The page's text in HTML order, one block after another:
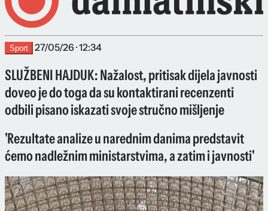
Sport 27/05/26 · 12:34
SLUŽBENI HAJDUK: Nažalost, pritisak dijela javnosti
doveo je do toga da su kontaktirani recenzenti
odbili pisano iskazati svoje stručno mišljenje
'Rezultate analize u narednim danima predstavit
ćemo nadležnim ministarstvima, a zatim i javnosti'